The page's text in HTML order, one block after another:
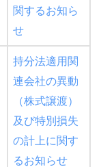
関するお知ら
せ
持分法適用関
連会社の異動
（株式譲渡）
及び特別損失
の計上に関す
るお知らせ